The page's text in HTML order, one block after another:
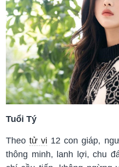
Tuổi Tý
Theotử vi 12 con giáp,
thông minh, lanh lợi, chu